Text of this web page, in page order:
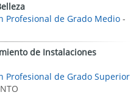
Profesional de Grado Medio -
de Instalaciones
Profesional de Grado Superior